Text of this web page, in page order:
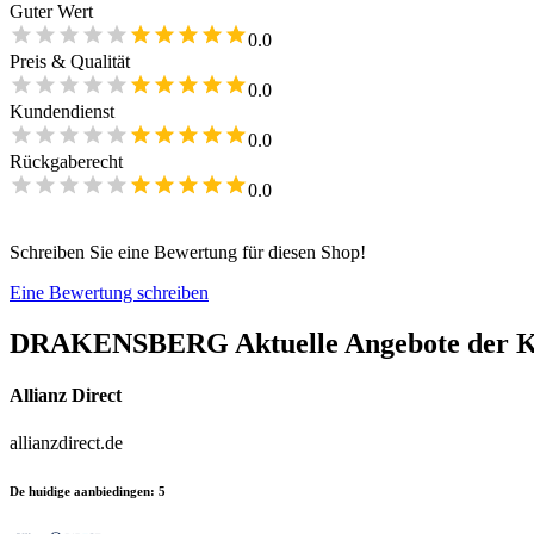
Guter Wert
0.0
Preis & Qualität
0.0
Kundendienst
0.0
Rückgaberecht
0.0
Schreiben Sie eine Bewertung für diesen Shop!
Eine Bewertung schreiben
DRAKENSBERG Aktuelle Angebote der
Allianz Direct
allianzdirect.de
De huidige aanbiedingen: 5